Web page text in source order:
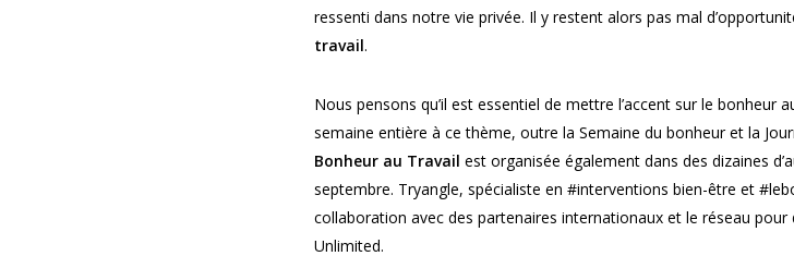
ressenti dans notre vie privée. Il y restent alors pas mal
travail.
Nous pensons qu’il est essentiel de mettre l’accent sur le bonheur
semaine entière à ce thème, outre la Semaine du bonheur et la
Bonheur au Travail est organisée également dans des dizaines
septembre. Tryangle, spécialiste en #interventions bien-être et
collaboration avec des partenaires internationaux et le réseau
Unlimited.